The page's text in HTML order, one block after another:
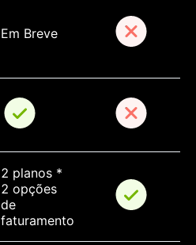
Em Breve
2 planos *
2 opções
de
faturamento